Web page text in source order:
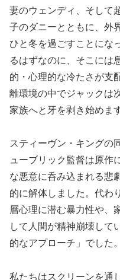
妻のウェンディ、そして
子のダニーとともに、外
ひと冬を過ごすことにな
るはずなのに、そこには
的・心理的な冷たさが支
離環境の中でジャックは
家族へと牙を剥き始めます
スティーヴン・キングの
ューブリック監督は原作
な悪意に呑み込まれる悲
的に解体しました。代わ
層心理に潜む暴力性や、
して人間が精神崩壊して
的なアプローチ」でした。
私たちはスクリーンを通